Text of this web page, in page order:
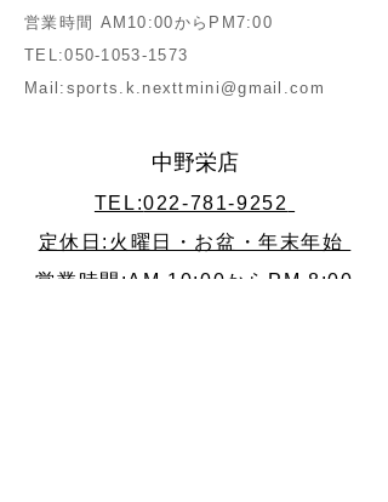
営業時間 AM10:00からPM7:00
​TEL:050-1053-1573
Mail: sports.k.nexttmini@gmail.com
中野栄店
TEL:022-781-9252
定休日:火曜日・お盆・年末年始
営業時間:AM 10:00からPM 8:00​​